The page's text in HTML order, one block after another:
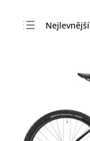
Nejlevnější
Abecedně